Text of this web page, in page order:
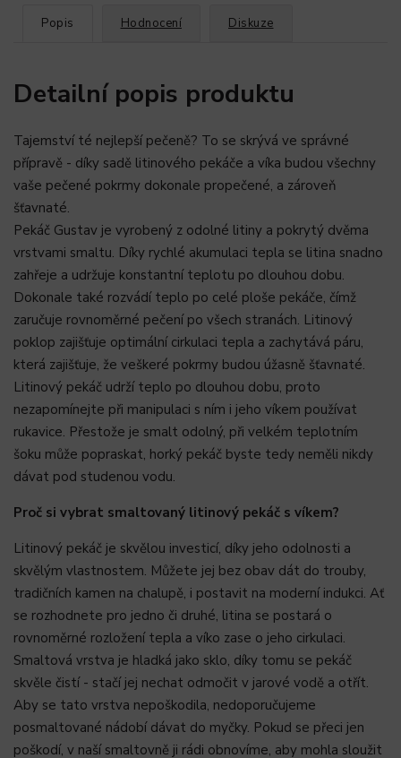
Popis Hodnocení Diskuze
Detailní popis produktu
Tajemství té nejlepší pečeně? To se skrývá ve správné
přípravě - díky sadě litinového pekáče a víka budou všechny
vaše pečené pokrmy dokonale propečené, a zároveň
šťavnaté.
Pekáč Gustav je vyrobený z odolné litiny a pokrytý dvěma
vrstvami smaltu. Díky rychlé akumulaci tepla se litina snadno
zahřeje a udržuje konstantní teplotu po dlouhou dobu.
Dokonale také rozvádí teplo po celé ploše pekáče, čímž
zaručuje rovnoměrné pečení po všech stranách. Litinový
poklop zajišťuje optimální cirkulaci tepla a zachytává páru,
která zajišťuje, že veškeré pokrmy budou úžasně šťavnaté.
Litinový pekáč udrží teplo po dlouhou dobu, proto
nezapomínejte při manipulaci s ním i jeho víkem používat
rukavice. Přestože je smalt odolný, při velkém teplotním
šoku může popraskat, horký pekáč byste tedy neměli nikdy
dávat pod studenou vodu.
Proč si vybrat smaltovaný litinový pekáč s víkem?
Litinový pekáč je skvělou investicí, díky jeho odolnosti a
skvělým vlastnostem. Můžete jej bez obav dát do trouby,
tradičních kamen na chalupě, i postavit na moderní indukci. Ať
se rozhodnete pro jedno či druhé, litina se postará o
rovnoměrné rozložení tepla a víko zase o jeho cirkulaci.
Smaltová vrstva je hladká jako sklo, díky tomu se pekáč
skvěle čistí - stačí jej nechat odmočit v jarové vodě a otřít.
Aby se tato vrstva nepoškodila, nedoporučujeme
posmaltované nádobí dávat do myčky. Pokud se přeci jen
poškodí, v naší smaltovně ji rádi obnovíme, aby mohla sloužit